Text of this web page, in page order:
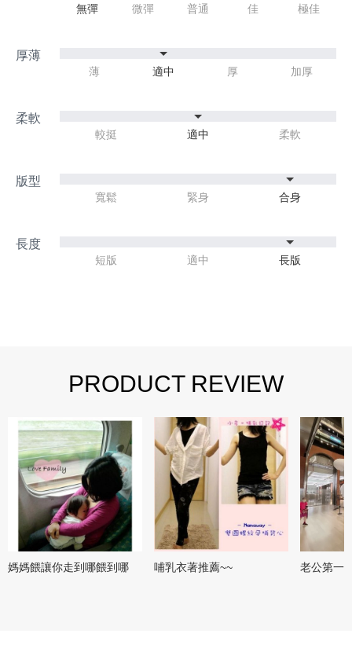
無彈 微彈 普通 佳 極佳
薄 適中 厚 加厚
較挺 適中 柔軟
寬鬆 緊身 合身
短版 適中 長版
PRODUCT REVIEW
媽媽餵讓你走到哪餵到哪 哺乳衣著推薦~~ 老公第一